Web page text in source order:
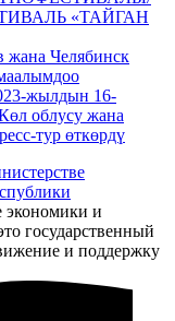
«ТАЙГАН
жана Челябинск
жылдын 16-
облусу жана
тур өткөрдү
экономики и
государственный
и поддержку